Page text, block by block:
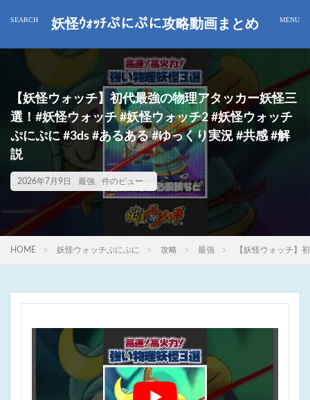
妖怪ｳｫｯﾁぷにぷに攻略動画まとめ
【妖怪ウォッチ】初代最強の物理アタッカー妖怪三
選！#妖怪ウォッチ #妖怪ウォッチ2 #妖怪ウォッチ
ぷにぷに #3ds #あるある #ゆっくり実況 #共感 #解
説
2026年7月9日 最強 件のビュー
HOME 妖怪ウォッチぷにぷに 攻略 最強 【妖怪ウォッチ】